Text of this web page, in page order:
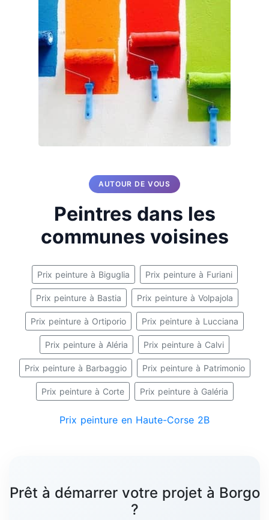
AUTOUR DE VOUS
Peintres dans les
communes voisines
Prix peinture à Biguglia Prix peinture à Furiani
Prix peinture à Bastia Prix peinture à Volpajola
Prix peinture à Ortiporio Prix peinture à Lucciana
Prix peinture à Aléria Prix peinture à Calvi
Prix peinture à Barbaggio Prix peinture à Patrimonio
Prix peinture à Corte Prix peinture à Galéria
Prix peinture en Haute-Corse 2B
Prêt à démarrer votre projet à Borgo
?